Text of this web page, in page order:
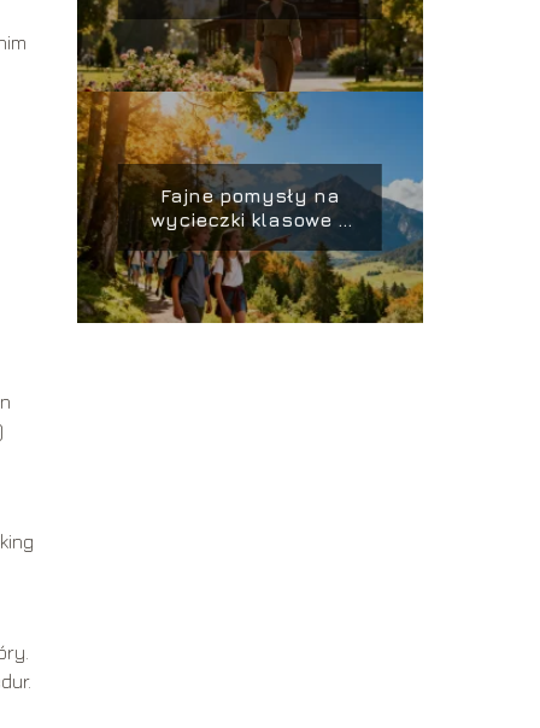
warto zobaczyć
Fajne pomysły na
wycieczki klasowe –
gdzie warto pojechać?